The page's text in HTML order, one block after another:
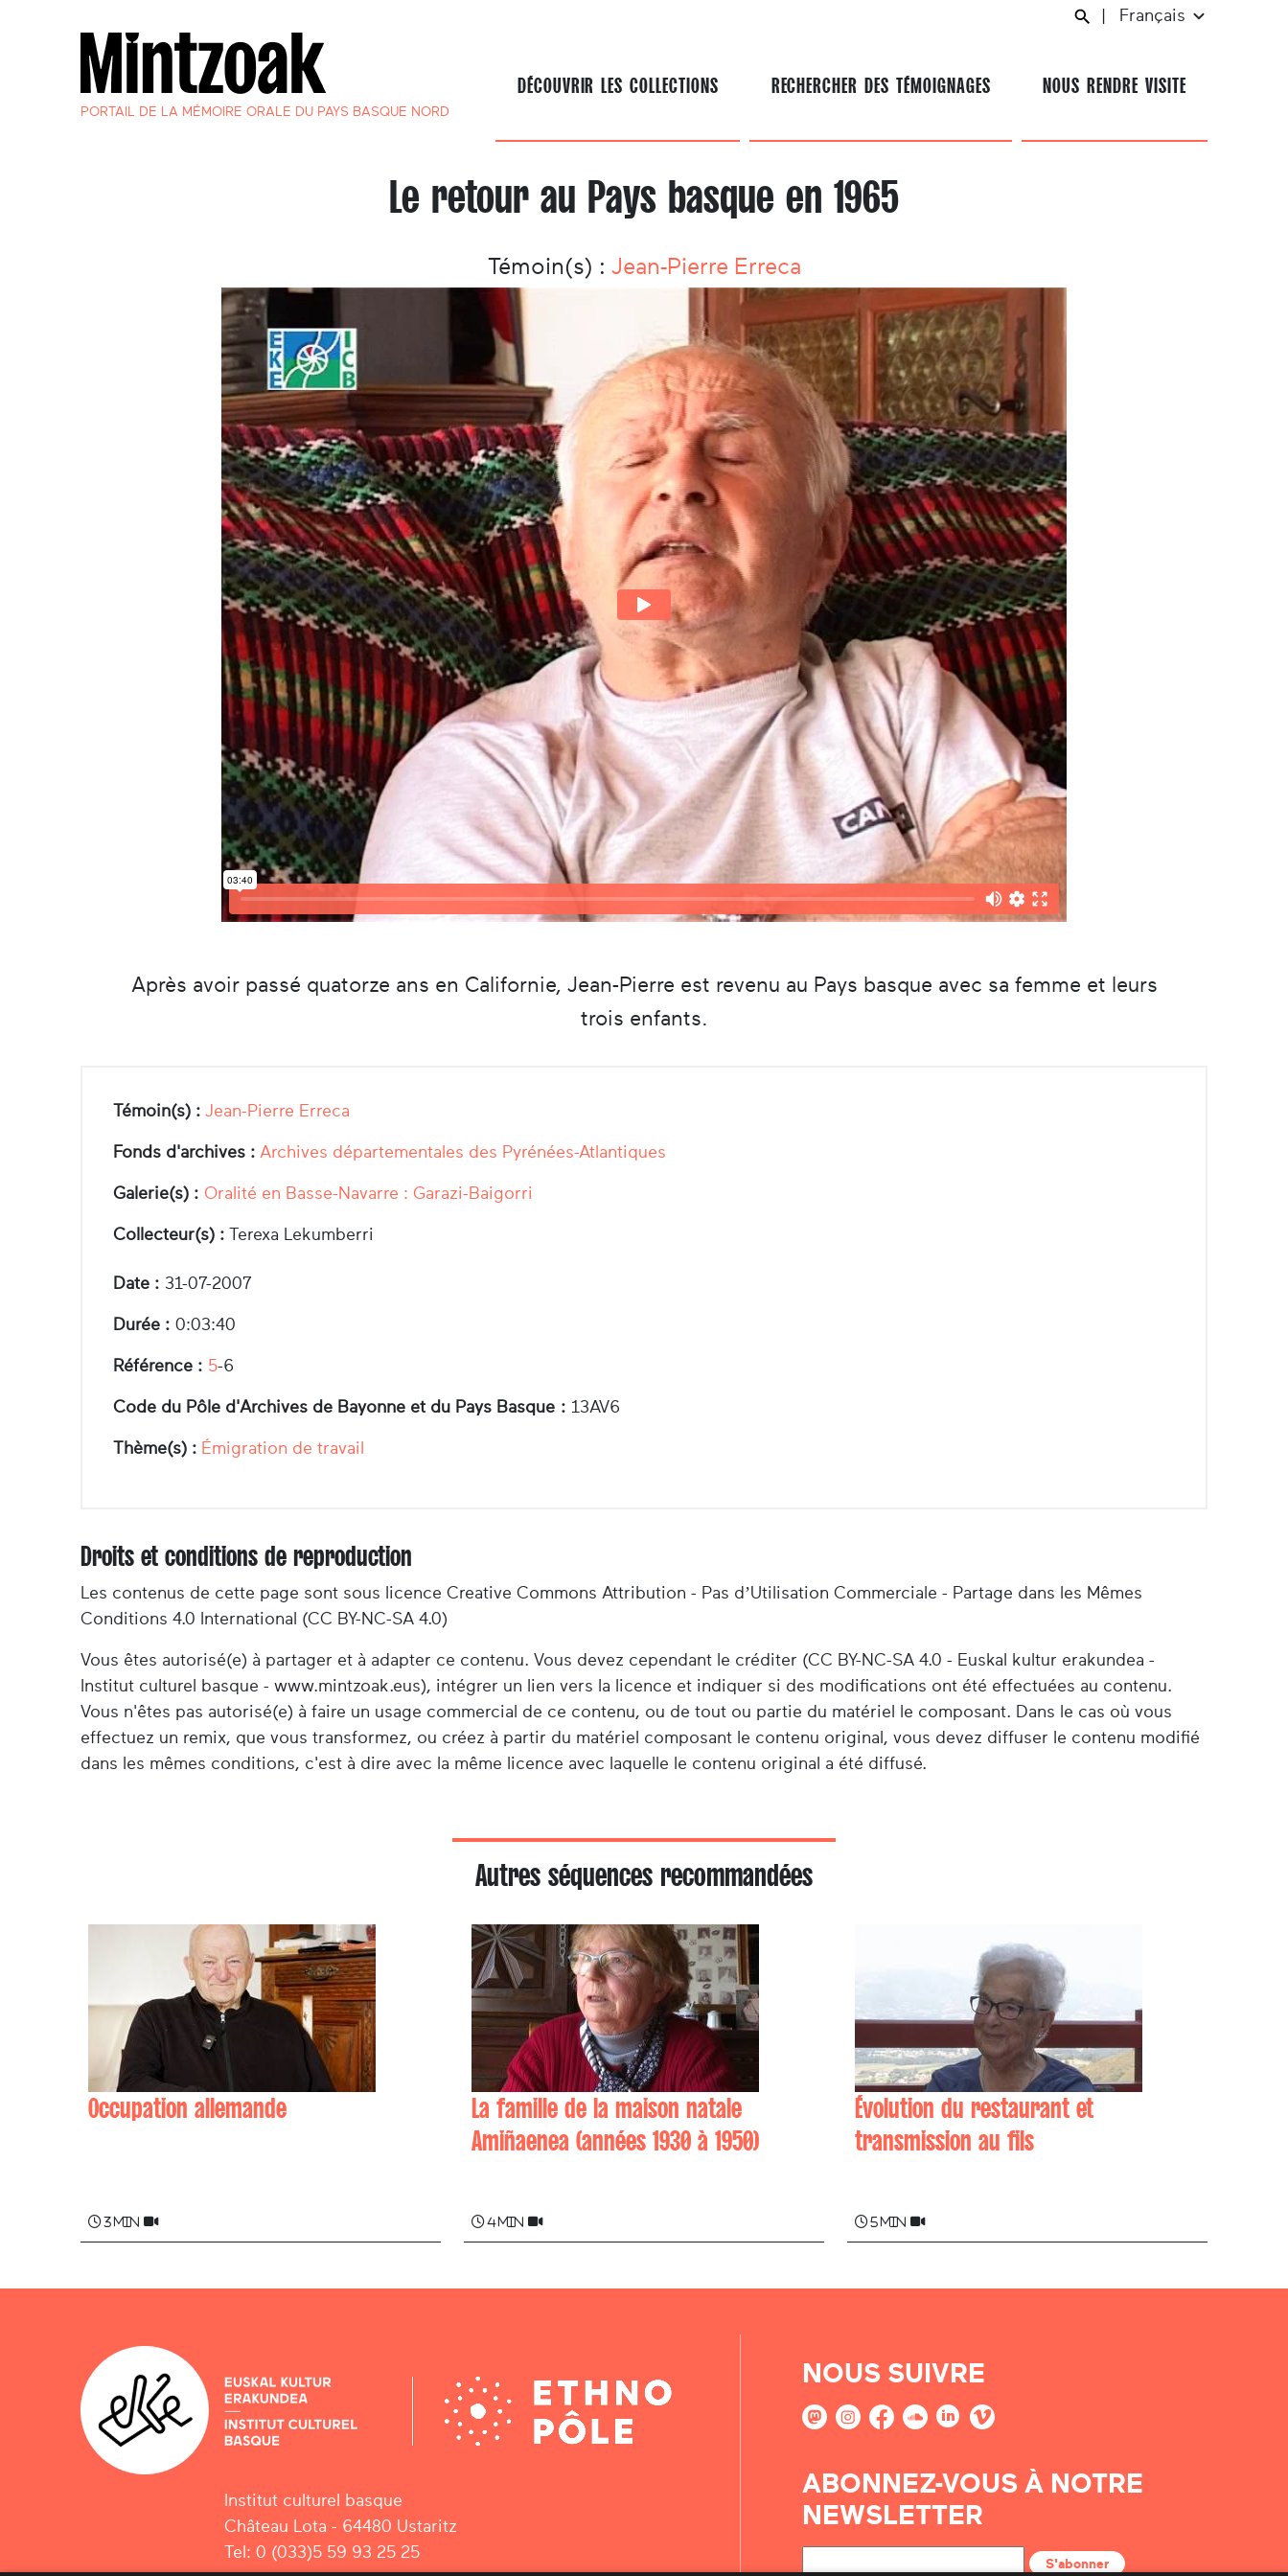
PORTAIL DE LA MÉMOIRE ORALE DU PAYS BASQUE NORD
Français
DÉCOUVRIR LES COLLECTIONS RECHERCHER DES TÉMOIGNAGES NOUS RENDRE VISITE
Le retour au Pays basque en 1965
Témoin(s) : Jean-Pierre Erreca
Après avoir passé quatorze ans en Californie, Jean-Pierre est revenu au Pays basque avec sa femme et leurs
trois enfants.
Témoin(s) : Jean-Pierre Erreca
Fonds d'archives : Archives départementales des Pyrénées-Atlantiques
Galerie(s) : Oralité en Basse-Navarre : Garazi-Baigorri
Collecteur(s) : Terexa Lekumberri
Date : 31-07-2007
Durée : 0:03:40
Référence : 5-6
Code du Pôle d'Archives de Bayonne et du Pays Basque : 13AV6
Thème(s) : Émigration de travail
Droits et conditions de reproduction
Les contenus de cette page sont sous licence Creative Commons Attribution - Pas d’Utilisation Commerciale - Partage dans les Mêmes
Conditions 4.0 International (CC BY-NC-SA 4.0)
Vous êtes autorisé(e) à partager et à adapter ce contenu. Vous devez cependant le créditer (CC BY-NC-SA 4.0 - Euskal kultur erakundea -
Institut culturel basque - www.mintzoak.eus), intégrer un lien vers la licence et indiquer si des modifications ont été effectuées au contenu.
Vous n'êtes pas autorisé(e) à faire un usage commercial de ce contenu, ou de tout ou partie du matériel le composant. Dans le cas où vous
effectuez un remix, que vous transformez, ou créez à partir du matériel composant le contenu original, vous devez diffuser le contenu modifié
dans les mêmes conditions, c'est à dire avec la même licence avec laquelle le contenu original a été diffusé.
Autres séquences recommandées
Occupation allemande
3 min
La famille de la maison natale
Amiñaenea (années 1930 à 1950)
4 min
Évolution du restaurant et
transmission au fils
5 min
Institut culturel basque
Château Lota - 64480 Ustaritz
Tel: 0 (033)5 59 93 25 25
NOUS SUIVRE
ABONNEZ-VOUS À NOTRE
NEWSLETTER
S'abonner